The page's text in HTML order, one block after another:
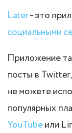
Later- это
социальными
Приложение
посты в
не можете
популярных
YouTubeили